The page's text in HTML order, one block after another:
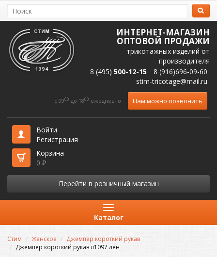
ИНТЕРНЕТ-МАГАЗИН
ОПТОВОЙ ПРОДАЖИ
трикотажных изделий от
производителя
8 (495) 500-12-15
8 (916)696-09-60
stim-tricotage@mail.ru
c 0900 до 1800 ежедневно Нам можно позвонить
Войти
Регистрация
Корзина
0 ₽
Перейти в розничный магазин
Каталог
Стим Женское
Джемпер короткий рукав
Джемпер короткий рукав л1097 лен